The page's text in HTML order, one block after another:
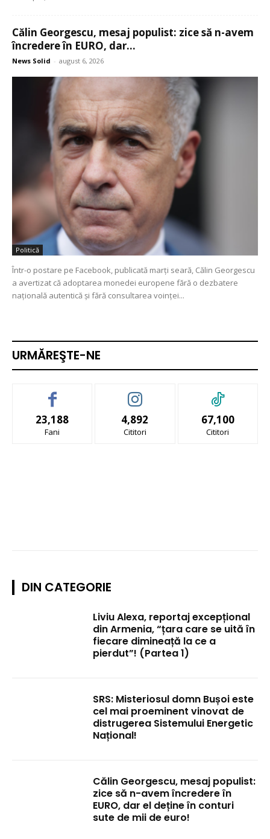
Călin Georgescu, mesaj populist: zice să n-avem
încredere în EURO, dar...
News Solid - august 6, 2026
Politică
Într-o postare pe Facebook, publicată marți seară, Călin Georgescu
a avertizat că adoptarea monedei europene fără o dezbatere
națională autentică și fără consultarea voinței...
URMĂREŞTE-NE
23,188
Fani
4,892
Cititori
67,100
Cititori
DIN CATEGORIE
Liviu Alexa, reportaj excepțional
din Armenia, “țara care se uită în
fiecare dimineață la ce a
pierdut”! (Partea 1)
SRS: Misteriosul domn Bușoi este
cel mai proeminent vinovat de
distrugerea Sistemului Energetic
Național!
Călin Georgescu, mesaj populist:
zice să n-avem încredere în
EURO, dar el deține în conturi
sute de mii de euro!